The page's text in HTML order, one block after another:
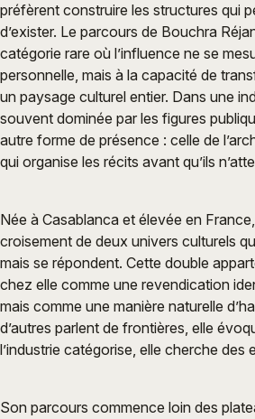
préfèrent construire les structures qui
d’exister. Le parcours de Bouchra
catégorie rare où l’influence ne se
personnelle, mais à la capacité de
un paysage culturel entier. Dans une
souvent dominée par les figures
autre forme de présence : celle de
qui organise les récits avant qu’ils
Née à Casablanca et élevée en
croisement de deux univers culturels
mais se répondent. Cette double
chez elle comme une revendication
mais comme une manière naturelle
d’autres parlent de frontières, elle
l’industrie catégorise, elle cherche des
Son parcours commence loin des